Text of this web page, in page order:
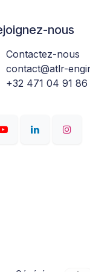
nous
Contactez-nous
contact@atlr-
+32 471 04 91 86